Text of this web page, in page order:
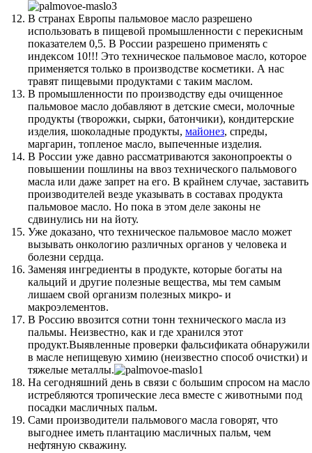
В странах Европы пальмовое масло разрешено
использовать в пищевой промышленности с перекисным
показателем 0,5. В России разрешено применять с
индексом 10!!! Это техническое пальмовое масло, которое
применяется только в производстве косметики. А нас
травят пищевыми продуктами с таким маслом.
В промышленности по производству еды очищенное
пальмовое масло добавляют в детские смеси, молочные
продукты (творожки, сырки, батончики), кондитерские
изделия, шоколадные продукты, майонез, спреды,
маргарин, топленое масло, выпеченные изделия.
В России уже давно рассматриваются законопроекты о
повышении пошлины на ввоз технического пальмового
масла или даже запрет на его. В крайнем случае, заставить
производителей везде указывать в составах продукта
пальмовое масло. Но пока в этом деле законы не
сдвинулись ни на йоту.
Уже доказано, что техническое пальмовое масло может
вызывать онкологию различных органов у человека и
болезни сердца.
Заменяя ингредиенты в продукте, которые богаты на
кальций и другие полезные вещества, мы тем самым
лишаем свой организм полезных микро- и
макроэлементов.
В Россию ввозится сотни тонн технического масла из
пальмы. Неизвестно, как и где хранился этот
продукт.Выявленные проверки фальсификата обнаружили
в масле непищевую химию (неизвестно способ очистки) и
тяжелые металлы.
На сегодняшний день в связи с большим спросом на масло
истребляются тропические леса вместе с животными под
посадки масличных пальм.
Сами производители пальмового масла говорят, что
выгоднее иметь плантацию масличных пальм, чем
нефтяную скважину.